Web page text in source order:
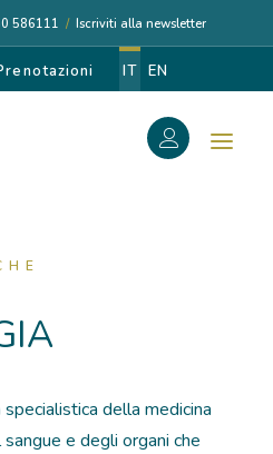
586111 / Iscriviti alla newsletter
IT EN
specialistica della medicina
e degli organi che